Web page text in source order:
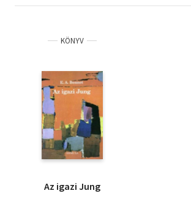
KÖNYV
Az igazi Jung